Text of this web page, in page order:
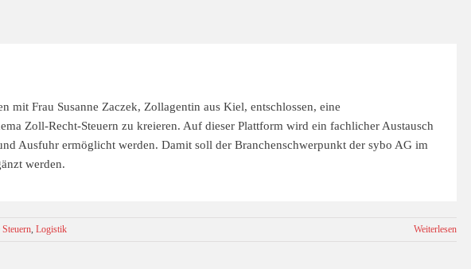
mit Frau Susanne Zaczek, Zollagentin aus Kiel, entschlossen, eine
Zoll-Recht-Steuern zu kreieren. Auf dieser Plattform wird ein fachlicher Austausch
Ausfuhr ermöglicht werden. Damit soll der Branchenschwerpunkt der sybo AG im
werden.
, Logistik Weiterlesen